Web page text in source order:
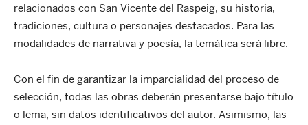
relacionados con San Vicente del Raspeig, su historia,
tradiciones, cultura o personajes destacados. Para las
modalidades de narrativa y poesía, la temática será libre.
Con el fin de garantizar la imparcialidad del proceso de
selección, todas las obras deberán presentarse bajo título
o lema, sin datos identificativos del autor. Asimismo, las